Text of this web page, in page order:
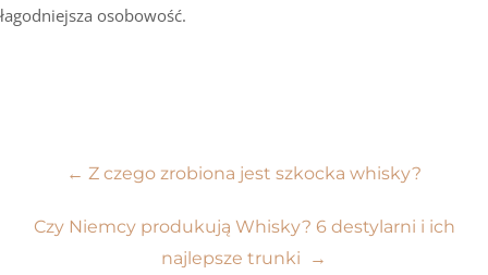
łagodniejsza osobowość.
Nawigacja
wpisu
← Z czego zrobiona jest szkocka whisky?
Czy Niemcy produkują Whisky? 6 destylarni i ich
najlepsze trunki
→